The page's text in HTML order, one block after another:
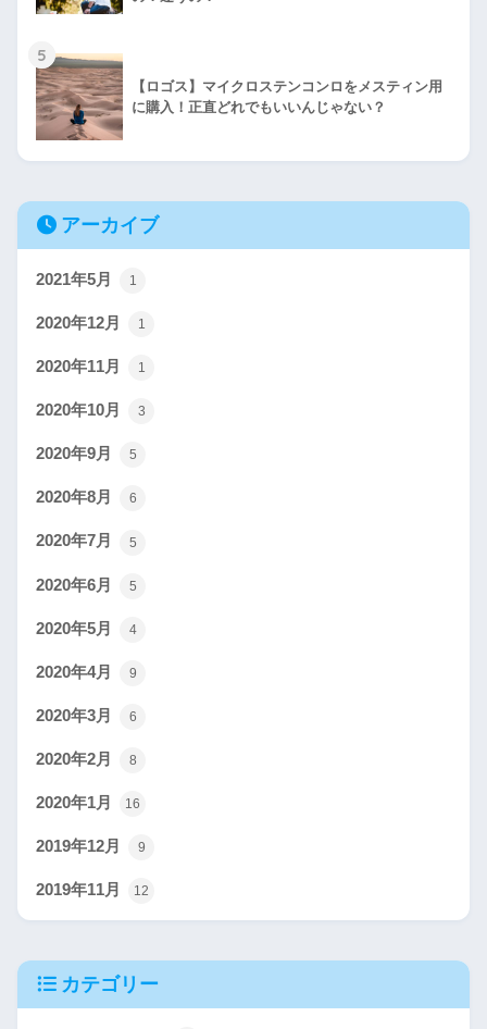
5
【ロゴス】マイクロステンコンロをメスティン用
に購入！正直どれでもいいんじゃない？
アーカイブ
2021年5月 1
2020年12月 1
2020年11月 1
2020年10月 3
2020年9月 5
2020年8月 6
2020年7月 5
2020年6月 5
2020年5月 4
2020年4月 9
2020年3月 6
2020年2月 8
2020年1月 16
2019年12月 9
2019年11月 12
カテゴリー